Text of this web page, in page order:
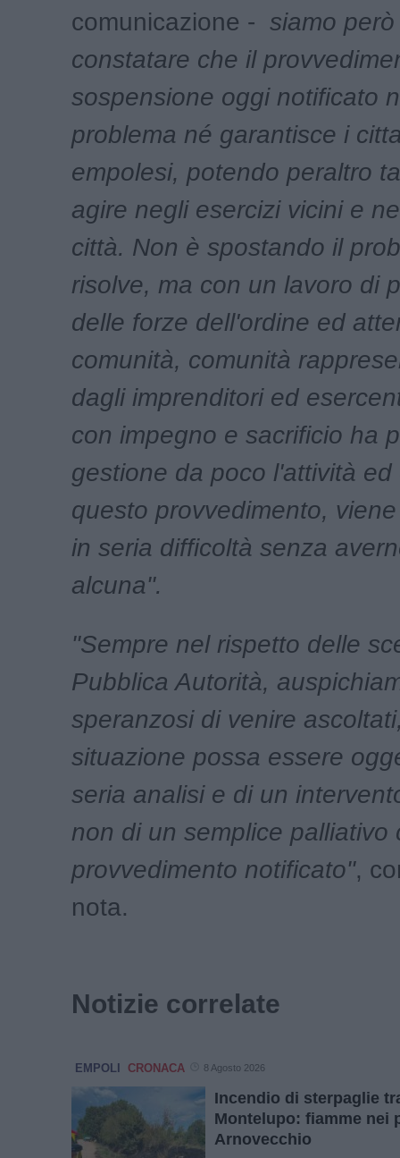
comunicazione - siamo
constatare che il
sospensione oggi notificato
problema né garantisce i
empolesi, potendo peraltro
agire negli esercizi vicini e
città. Non è spostando il
risolve, ma con un lavoro di
delle forze dell'ordine ed
comunità, comunità
dagli imprenditori ed
con impegno e sacrificio ha
gestione da poco l'attività ed
questo provvedimento,
in seria difficoltà senza
alcuna".
"Sempre nel rispetto delle
Pubblica Autorità,
speranzosi di venire
situazione possa essere
seria analisi e di un
non di un semplice palliativo
provvedimento notificato",
nota.
Notizie correlate
EMPOLI CRONACA 8 Agosto 2026
Incendio di sterpaglie
Montelupo: fiamme nei
Arnovecchio